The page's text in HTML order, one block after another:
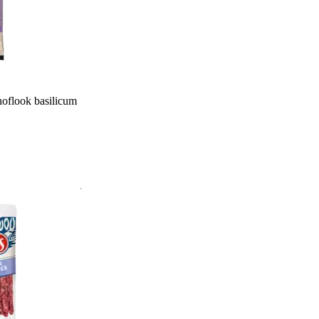
basilicum